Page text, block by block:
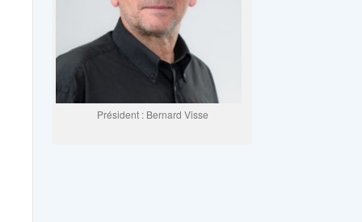
Président : Bernard Visse